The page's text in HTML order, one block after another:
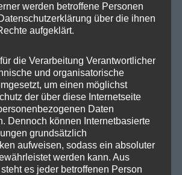
werden betroffene Personen
über die ihnen
aufgeklärt.
die Verarbeitung Verantwortlicher
und organisatorische
um einen möglichst
der über diese Internetseite
Daten
Dennoch können Internetbasierte
grundsätzlich
aufweisen, sodass ein absoluter
werden kann. Aus
es jeder betroffenen Person